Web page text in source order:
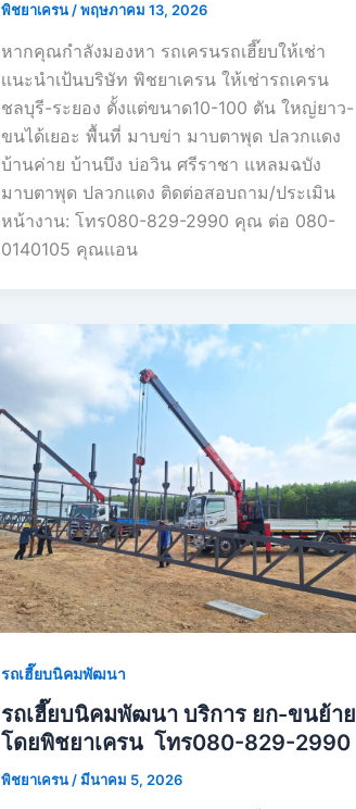
พิชยาเครน /พฤษภาคม 13, 2026
หากคุณกำลังมองหา รถเครนรถเฮี๊ยบให้เช่า
เเนะนำเป้นบริษัท พิชยาเครน ให้เช่ารถเครน
ชลบุรี-ระยอง ตั้งแต่ขนาด10-100 ตัน ใหญ่ยาว-
ขนได้เยอะ พื้นที่ มาบข่า มาบตาพุด ปลวกแดง
บ้านค่าย บ้านบึง บ่อวิน ศรีราชา แหลมฉบัง
มาบตาพุด ปลวกแดง ติดต่อสอบถาม/ประเมิน
หน้างาน: โทร080-829-2990 คุณ ต่อ 080-
0140105 คุณเเอน
รถเฮี๊ยบนิคมพัฒนา
รถเฮี๊ยบนิคมพัฒนา บริการ ยก-ขนย้าย
โดยพิชยาเครน โทร080-829-2990
พิชยาเครน/มีนาคม 5, 2026